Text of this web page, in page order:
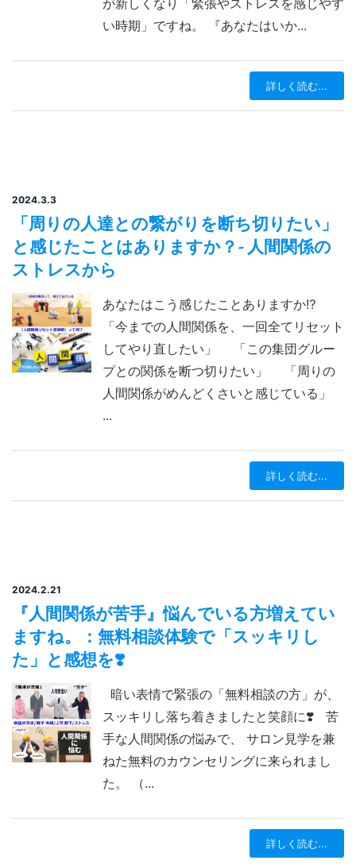
い時期」ですね。 『あなたはいか...
詳しく読む...
2024.3.3
「周りの人達との繋がりを断ち切りたい」
と感じたことはありますか？- 人間関係の
ストレスから
あなたはこう感じたことありますか⁉️
「今までの人間関係を、一回全てリセット
してやり直したい」 「この集団グルー
プとの関係を断つ切りたい」 「周りの
人間関係がめんどくさいと感じている」
...
詳しく読む...
2024.2.21
『人間関係が苦手』悩んでいる方増えてい
ますね。：無料相談体験で「スッキリし
た」と感想を❣️
暗い表情で緊張の「無料相談の方」が、
スッキリし落ち着きましたと笑顔に❣️ 苦
手な人間関係の悩みで、 サロン見学を兼
ねた無料のカウンセリングに来られまし
た。 （...
詳しく読む...